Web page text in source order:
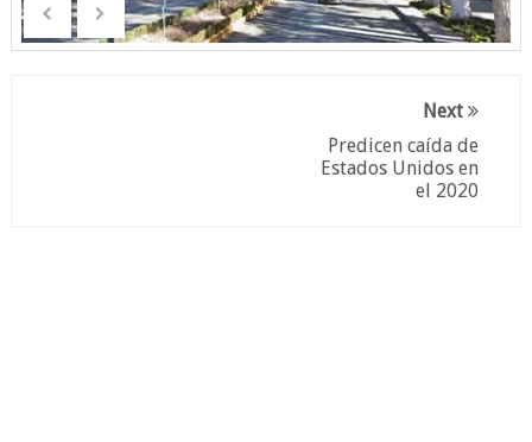
Next
Predicen caída de
Estados Unidos en
el 2020